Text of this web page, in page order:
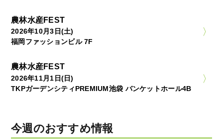
農林水産FEST
2026年10月3日(土)
福岡ファッションビル 7F
農林水産FEST
2026年11月1日(日)
TKPガーデンシティPREMIUM池袋 バンケットホール4B
今週のおすすめ情報